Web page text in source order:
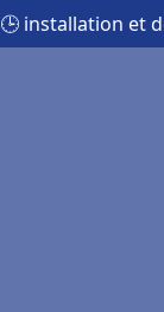
🕒 installation et